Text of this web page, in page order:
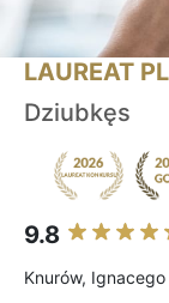
LAUREAT
Dziubkęs
9.8
Knurów,